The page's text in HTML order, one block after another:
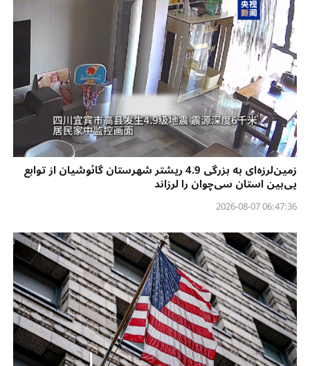
زمین‌لرزه‌ای به بزرگی 4.9 ریشتر شهرستان گائوشیان از توابع
یی‌بین استان سی‌چوان را لرزاند
06:47:36 2026-08-07